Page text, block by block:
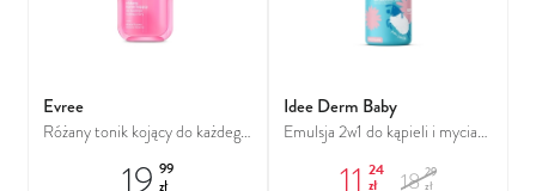
Evree
Różany tonik kojący do każdego
19 99
Idee Derm Baby
Emulsja 2w1 do kąpieli i mycia
alergicznej i atopowej
11 24
zł 18 29
zł